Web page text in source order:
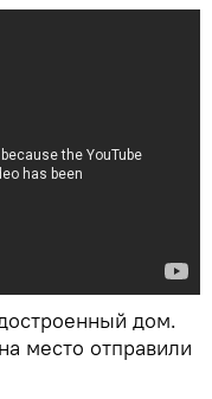
дом.
место отправили